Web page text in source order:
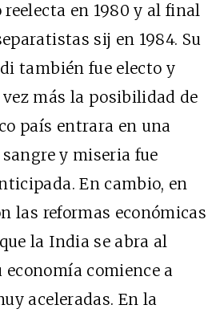
reelecta en 1980 y al final
sij en 1984. Su
también fue electo y
vez más la posibilidad de
país entrara en una
y miseria fue
En cambio, en
las reformas económicas
la India se abra al
economía comience a
aceleradas. En la